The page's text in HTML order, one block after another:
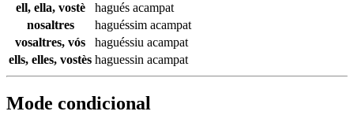
ell, ella, vostè
hagués acampat
nosaltres
haguéssim acampat
vosaltres, vós
haguéssiu acampat
ells, elles, vostès haguessin acampat
Mode condicional